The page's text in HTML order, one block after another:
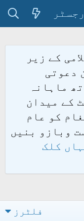
رجسٹر
کے زیر
دعوتی
ماہانہ
کے میدان
کو عام
وبازو بنیں
کلک
فلٹرز